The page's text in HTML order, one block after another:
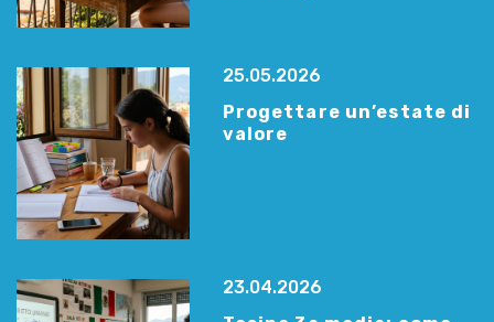
25.05.2026
Progettare un’estate di
valore
23.04.2026